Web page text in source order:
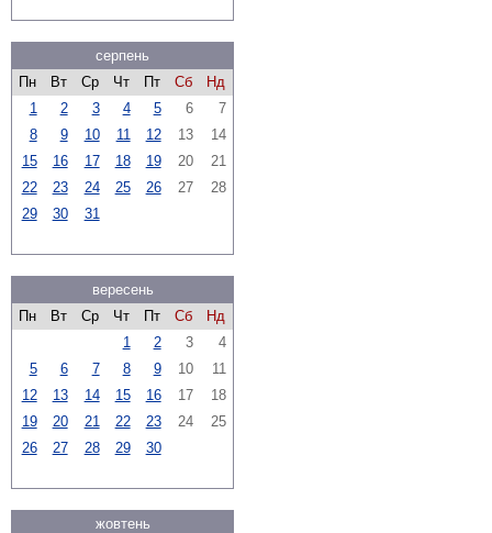
серпень
Пн
Вт Ср Чт Пт Сб
Нд
1
2 3 4 5 6
7
8
9 10 11 12 13
14
15
16 17 18 19 20
21
22
23 24 25 26 27
28
29
30 31
вересень
Пн
Вт Ср Чт Пт Сб
Нд
1
2 3
4
5
6 7 8 9 10
11
12
13 14 15 16 17
18
19
20 21 22 23 24
25
26
27 28 29 30
жовтень